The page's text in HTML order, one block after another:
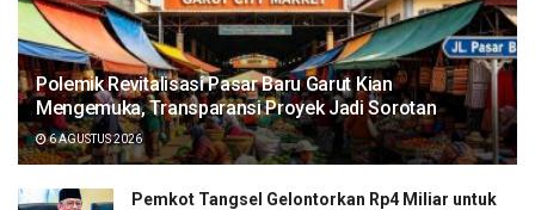
Polemik Revitalisasi Pasar Baru Garut Kian
Mengemuka, Transparansi Proyek Jadi Sorotan
6 AGUSTUS 2026
Pemkot Tangsel Gelontorkan Rp4 Miliar untuk